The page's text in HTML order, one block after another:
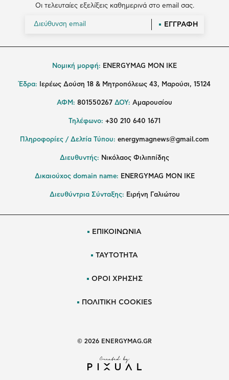
Οι τελευταίες εξελίξεις καθημερινά στο email σας.
ΕΓΓΡΑΦΗ
Νομική μορφή: ENERGYMAG MON IKE
Έδρα: Ιερέως Δούση 18 & Μητροπόλεως 43, Μαρούσι, 15124
ΑΦΜ: 801550267 ΔΟΥ: Αμαρουσίου
Τηλέφωνο: +30 210 640 1671
Πληροφορίες / Δελτία Τύπου: energymagnews@gmail.com
Διευθυντής: Νικόλαος Φιλιππίδης
Δικαιούχος domain name: ENERGYMAG ΜΟΝ ΙΚΕ
Διευθύντρια Σύνταξης: Ειρήνη Γαλιώτου
ΕΠΙΚΟΙΝΩΝΙΑ
ΤΑΥΤΟΤΗΤΑ
ΟΡΟΙ ΧΡΗΣΗΣ
ΠΟΛΙΤΙΚΗ COOKIES
© 2026 ENERGYMAG.GR